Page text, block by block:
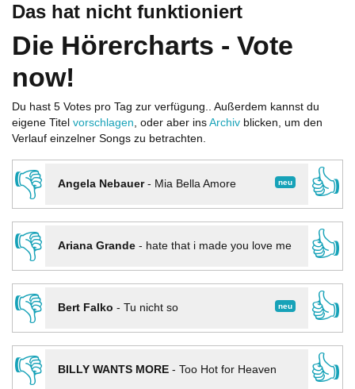
Das hat nicht funktioniert
Die Hörercharts - Vote
now!
Du hast 5 Votes pro Tag zur verfügung.. Außerdem kannst du
eigene Titel vorschlagen, oder aber ins Archiv blicken, um den
Verlauf einzelner Songs zu betrachten.
👎 neu
Angela Nebauer- Mia Bella Amore
👍
👎
Ariana Grande- hate that i made you love me
👍
👎
neu
Bert Falko - Tu nicht so
👍
👎
BILLY WANTS MORE- Too Hot for Heaven
👍